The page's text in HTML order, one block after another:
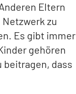
Eltern
zu
Es gibt immer
gehören
beitragen, dass